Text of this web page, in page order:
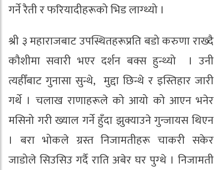
गर्ने रैती र फरियादीहरूको भिड लाग्थ्यो ।
श्री ३ महाराजबाट उपस्थितहरूप्रति बडो करुणा राख्दै
कौशीमा सवारी भएर दर्शन बक्स हुन्थ्यो । उनी
त्यहीँबाट गुनासा सुन्थे, मुद्दा छिन्थे र इस्तिहार जारी
गर्थे । चलाख राणाहरूले को आयो को आएन भनेर
मसिनो गरी ख्याल गर्ने हुँदा झुक्याउने गुन्जायस थिएन
। बरा भोकले ग्रस्त निजामतीहरू चाकरी सकेर
जाडोले सिउसिउ गर्दै राति अबेर घर पुग्थे । निजामती